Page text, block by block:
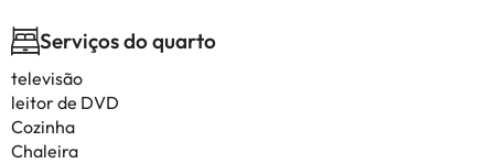
Serviços do quarto
televisão
leitor de DVD
Cozinha
Chaleira